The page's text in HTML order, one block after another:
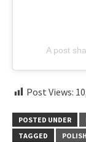
A post
Post Views:
POSTED UNDER
TAGGED
POLISH